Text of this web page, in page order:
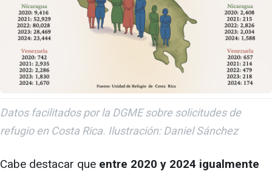
Datos facilitados por la DGME sobre solicitudes de
refugio en Costa Rica. Ilustración: Daniel Sánchez
Cabe destacar que entre 2020 y 2024 igualmente